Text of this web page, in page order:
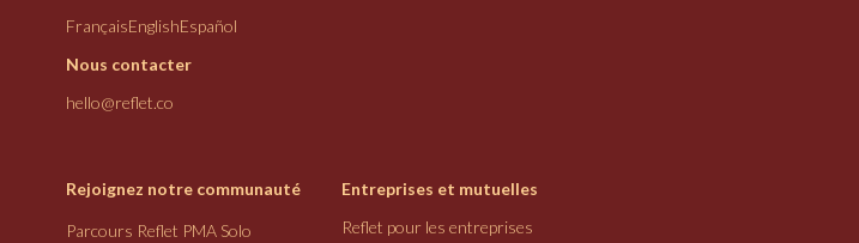
FrançaisEnglishEspañol
Nous contacter
hello@reflet.co
Rejoignez notre communauté
Parcours Reflet PMA Solo
Entreprises et mutuelles
Reflet pour les entreprises